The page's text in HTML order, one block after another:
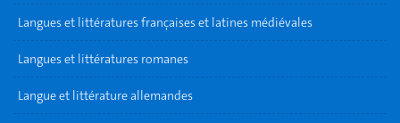
Langues et littératures françaises et latines médiévales
Langues et littératures romanes
Langue et littérature allemandes